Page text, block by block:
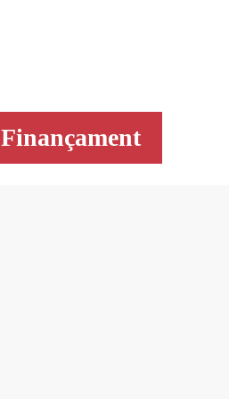
Finançament